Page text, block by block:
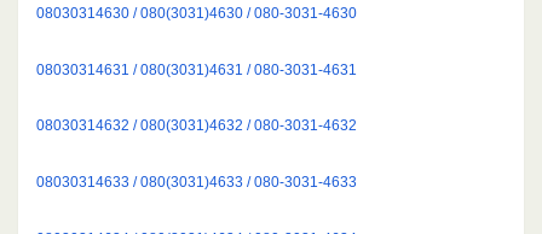
08030314630 / 080(3031)4630 / 080-3031-4630
08030314631 / 080(3031)4631 / 080-3031-4631
08030314632 / 080(3031)4632 / 080-3031-4632
08030314633 / 080(3031)4633 / 080-3031-4633